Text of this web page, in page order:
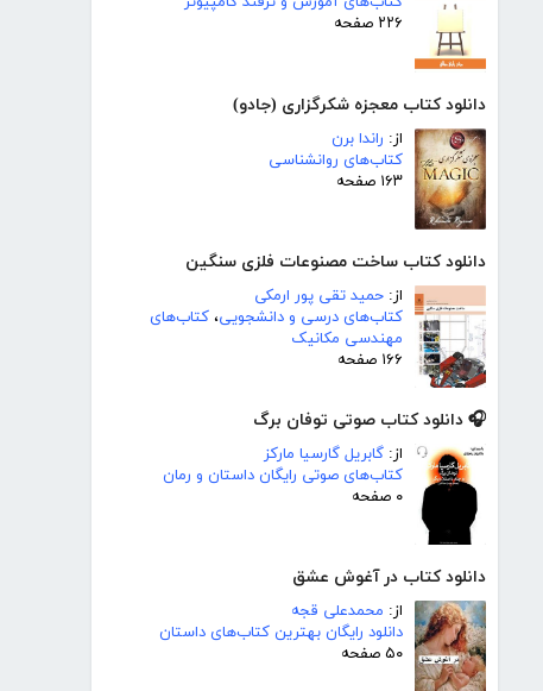
۲۲۶ صفحه
دانلود کتاب معجزه شکرگزاری (جادو)
از: راندا برن
کتاب‌های روانشناسی
۱۶۳ صفحه
دانلود کتاب ساخت مصنوعات فلزی سنگین
از: حمید تقی پور ارمکی
کتاب‌های درسی و دانشجویی، کتاب‌های
مهندسی مکانیک
۱۶۶ صفحه
🎧 دانلود کتاب صوتی توفان برگ
از: گابریل گارسیا مارکز
کتاب‌های صوتی رایگان داستان و رمان
۰ صفحه
دانلود کتاب در آغوش عشق
از: محمدعلی قجه
دانلود رایگان بهترین کتاب‌های داستان
۵۰ صفحه